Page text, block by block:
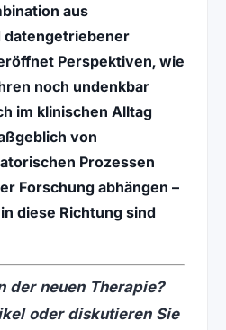
aus
datengetriebener
Perspektiven, wie
noch undenkbar
im klinischen Alltag
von
Prozessen
Forschung abhängen –
diese Richtung sind
der neuen Therapie?
oder diskutieren Sie